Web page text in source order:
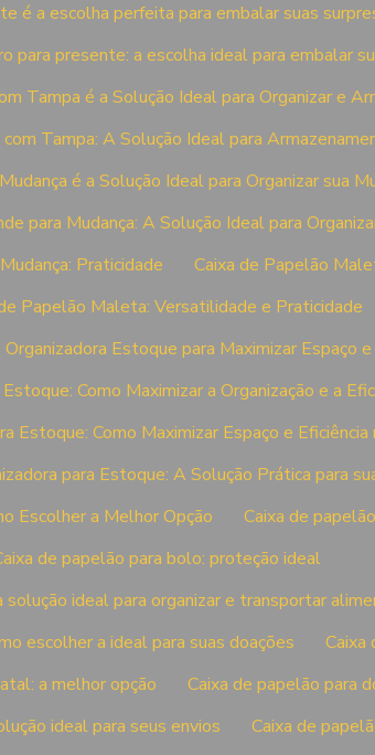
é a escolha perfeita para embalar suas
para presente: a escolha ideal para embalar
Tampa é a Solução Ideal para Organizar e
Tampa: A Solução Ideal para
é a Solução Ideal para Organizar sua
para Mudança: A Solução Ideal para
Praticidade
Caixa de Papelão
Papelão Maleta: Versatilidade e Praticidade
Estoque para Maximizar Espaço e
Como Maximizar a Organização e a
Estoque: Como Maximizar Espaço e
para Estoque: A Solução Prática para
Escolher a Melhor Opção
Caixa de
de papelão para bolo: proteção ideal
solução ideal para organizar e transportar
escolher a ideal para suas doações
a melhor opção
Caixa de papelão para
ideal para seus envios
Caixa de